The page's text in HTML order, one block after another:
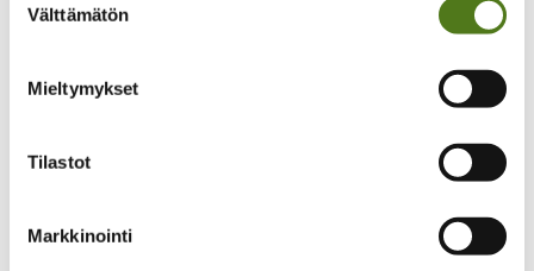
valinta
Välttämätön
Mieltymykset
Tilastot
Markkinointi
Historia
Tietosuojaselosteet
Webropol kysely- ja raportointisovelluksella
Kannatusjäsenrekisterin tietosuojaseloste